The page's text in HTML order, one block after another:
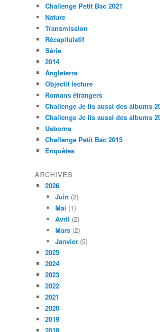
Challenge Petit Bac 2021
Nature
Transmission
Récapitulatif
Série
2014
Angleterre
Objectif lecture
Romans étrangers
Challenge Je lis aussi des albums
Challenge Je lis aussi des albums
Usborne
Challenge Petit Bac 2015
Enquêtes
ARCHIVES
2026
Juin (2)
Mai (1)
Avril (2)
Mars (2)
Janvier (5)
2025
2024
2023
2022
2021
2020
2019